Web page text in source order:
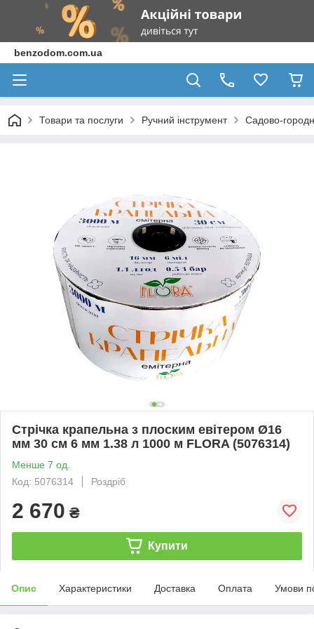
benzodom.com.ua
Товари та послуги Ручний інструмент Садово-
Стрічка крапельна з плоским евітером Ø16
мм 30 см 6 мм 1.38 л 1000 м FLORA (5076314)
Менше 7 од.
Код: 5076314
Роздріб
2 670 ₴
Купити
Опис Характеристики Доставка Оплата Умови